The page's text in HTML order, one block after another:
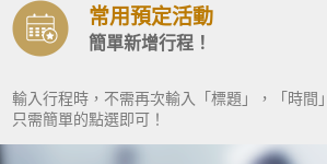
常用預定活動
簡單新增行程！
輸入行程時，不需再次輸入「標題」，「時間
只需簡單的點選即可！